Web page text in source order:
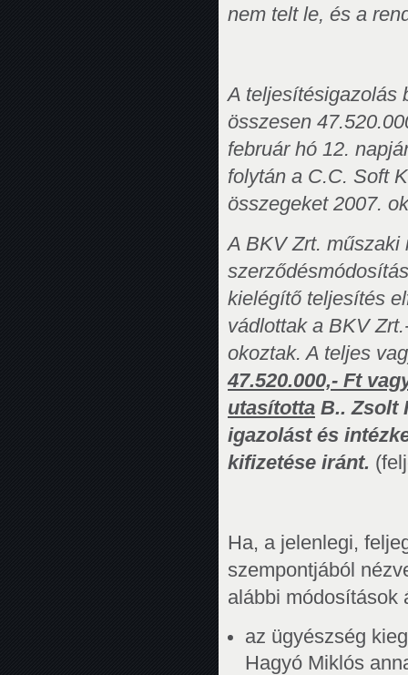
nem telt le, és a
A teljesítésigazolás
összesen
február hó 12.
folytán a C.C. Soft
összegeket 2007.
A BKV Zrt. műszaki
kielégítő teljesítés
vádlottak a BKV
okoztak. A teljes
47.520.000,- Ft
utasította B.. Zsolt
igazolást és
kifizetése iránt.
Ha, a jelenlegi,
szempontjából
alábbi módosítások
az ügyészség
Hagyó Miklós